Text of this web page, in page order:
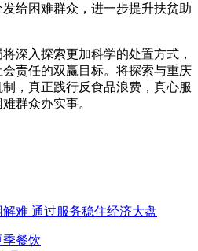
给困难群众，进一步提升扶贫助
深入探索更加科学的处置方式，
责任的双赢目标。将探索与重庆
，真正践行反食品浪费，真心服
群众办实事。
解难 通过服务稳住经济大盘
季餐饮